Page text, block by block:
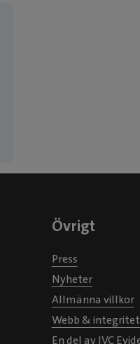
Övrigt
Press
Nyheter
Allmänna villkor
Webb &
En del av IVC